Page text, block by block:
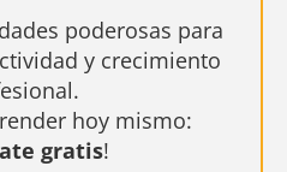
poderosas para
y crecimiento
hoy mismo:
gratis!